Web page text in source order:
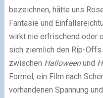
bezeichnen, hätte uns
Fantasie und
wirkt nie erfrischend oder
sich ziemlich den Rip-
zwischen Halloweenund
Formel, ein Film nach
vorhandenen Spannung